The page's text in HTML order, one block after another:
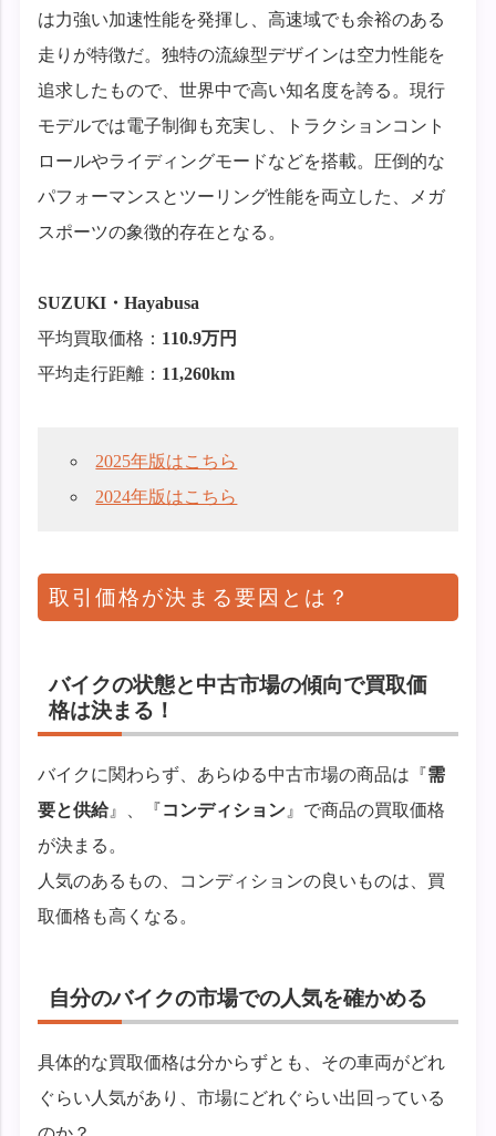
は力強い加速性能を発揮し、高速域でも余裕のある
走りが特徴だ。独特の流線型デザインは空力性能を
追求したもので、世界中で高い知名度を誇る。現行
モデルでは電子制御も充実し、トラクションコント
ロールやライディングモードなどを搭載。圧倒的な
パフォーマンスとツーリング性能を両立した、メガ
スポーツの象徴的存在となる。
SUZUKI・Hayabusa
平均買取価格： 110.9万円
平均走行距離： 11,260km
2025年版はこちら
2024年版はこちら
取引価格が決まる要因とは？
バイクの状態と中古市場の傾向で買取価
格は決まる！
バイクに関わらず、あらゆる中古市場の商品は『需
要と供給』、『コンディション 』で商品の買取価格
が決まる。
人気のあるもの、コンディションの良いものは、買
取価格も高くなる。
自分のバイクの市場での人気を確かめる
具体的な買取価格は分からずとも、その車両がどれ
ぐらい人気があり、市場にどれぐらい出回っている